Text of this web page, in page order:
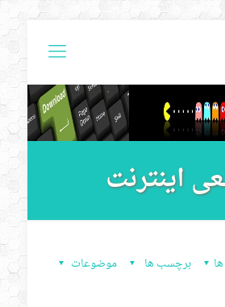
اینترنت
موضوعات برچسب ها